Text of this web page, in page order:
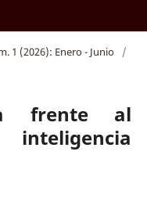
1 (2026): Enero - Junio
/
frente al